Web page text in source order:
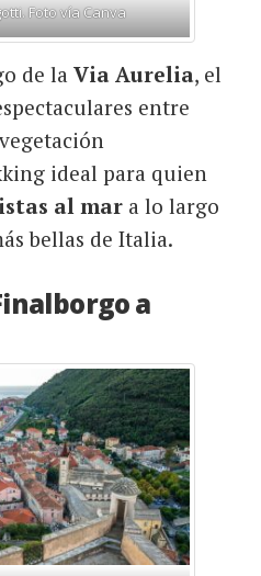
Foto vía Canva
de la Via Aurelia, el
entre
ideal para quien
al mar a lo largo
bellas de Italia.
a